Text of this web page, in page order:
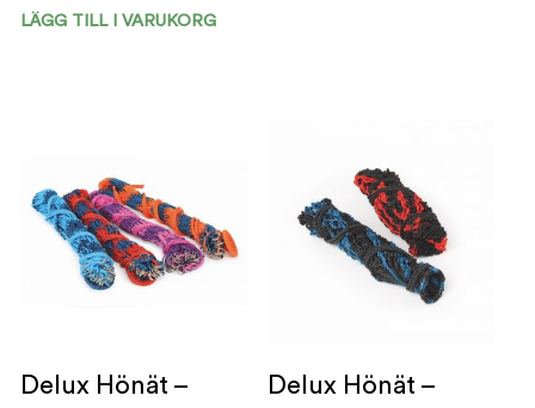
LÄGG TILL I VARUKORG
Delux Hönät –
Delux Hönät –